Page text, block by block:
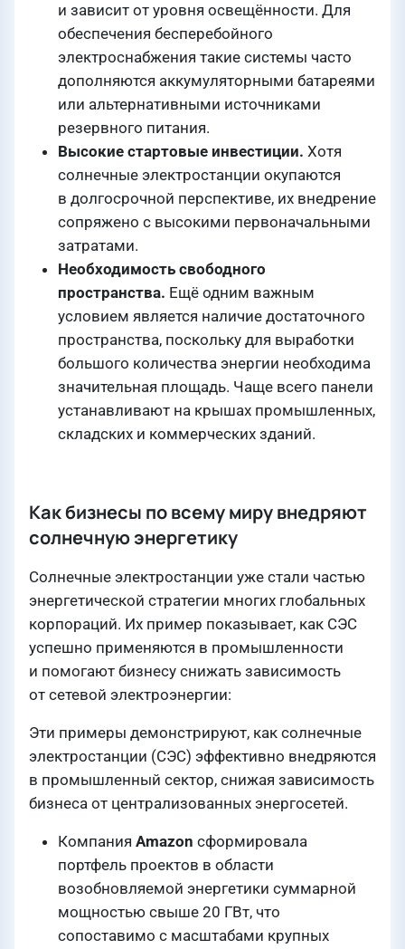
и зависит от уровня освещённости. Для
обеспечения бесперебойного
электроснабжения такие системы часто
дополняются аккумуляторными батареями
или альтернативными источниками
резервного питания.
Высокие стартовые инвестиции. Хотя
солнечные электростанции окупаются
в долгосрочной перспективе, их внедрение
сопряжено с высокими первоначальными
затратами.
Необходимость свободного
пространства. Ещё одним важным
условием является наличие достаточного
пространства, поскольку для выработки
большого количества энергии необходима
значительная площадь. Чаще всего панели
устанавливают на крышах промышленных,
складских и коммерческих зданий.
Как бизнесы по всему миру внедряют
солнечную энергетику
Солнечные электростанции уже стали частью
энергетической стратегии многих глобальных
корпораций. Их пример показывает, как СЭС
успешно применяются в промышленности
и помогают бизнесу снижать зависимость
от сетевой электроэнергии:
Эти примеры демонстрируют, как солнечные
электростанции (СЭС) эффективно внедряются
в промышленный сектор, снижая зависимость
бизнеса от централизованных энергосетей.
Компания Amazon сформировала
портфель проектов в области
возобновляемой энергетики суммарной
мощностью свыше 20 ГВт, что
сопоставимо с масштабами крупных